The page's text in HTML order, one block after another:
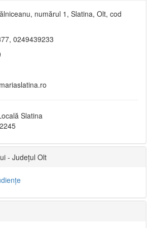
numărul 1, Slatina, Olt, cod
0249439233
Slatina
- Județul Olt